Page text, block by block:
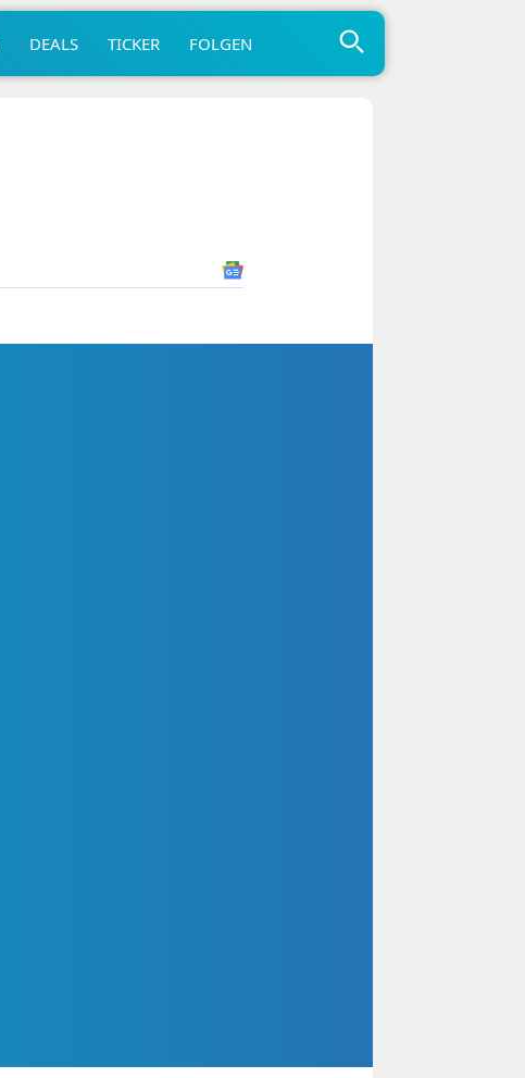
DEALS TICKER FOLGEN